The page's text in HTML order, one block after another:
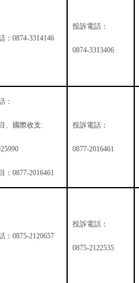
： 0874-3314146
投訴電話：
0874-3313406
：
、國際收支:
： 0877-2016461
投訴電話：
0877-2016461
： 0875-2120657
投訴電話：
0875-2122535